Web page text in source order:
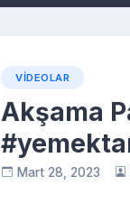
VIDEOLAR
Akşama
Mart 28, 2023